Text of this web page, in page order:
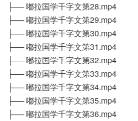
├── 嘟拉国学千字文第28.mp4
├── 嘟拉国学千字文第29.mp4
├── 嘟拉国学千字文第30.mp4
├── 嘟拉国学千字文第31.mp4
├── 嘟拉国学千字文第32.mp4
├── 嘟拉国学千字文第33.mp4
├── 嘟拉国学千字文第34.mp4
├── 嘟拉国学千字文第35.mp4
├── 嘟拉国学千字文第36.mp4